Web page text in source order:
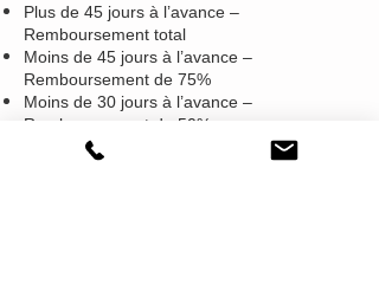
Plus de 45 jours à l’avance –
Remboursement total
Moins de 45 jours à l’avance –
Remboursement de 75%
Moins de 30 jours à l’avance –
Remboursement de 50%
Moins de 7 jours à l’avance – pas de